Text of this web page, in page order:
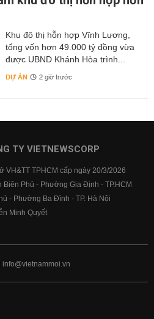
Khu đô thị hỗn hợp Vĩnh Lương,
tổng vốn hơn 49.000 tỷ đồng vừa
được UBND Khánh Hòa trình...
DỰ ÁN 2 giờ trước
TY VIETNEWSCORP
VH&TT TPHCM cấp ngày 20/3/2026
Phủ - Phường Gia Định - TP.HCM
- Phường Ba Đình - TP. Hà Nội
Minh Quyết
info@vietnammoi.vn